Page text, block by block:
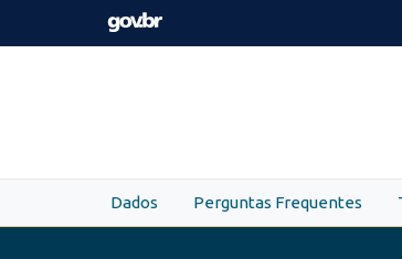
Skip to main content
Dados Perguntas Frequentes